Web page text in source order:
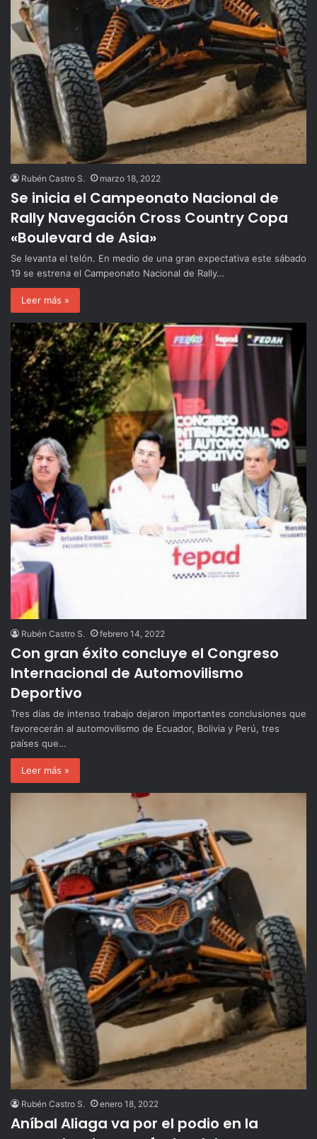
Rubén Castro S. marzo 18, 2022
Se inicia el Campeonato Nacional de
Rally Navegación Cross Country Copa
«Boulevard de Asia»
Se levanta el telón. En medio de una gran expectativa este sábado
19 se estrena el Campeonato Nacional de Rally…
Leer más »
Rubén Castro S. febrero 14, 2022
Con gran éxito concluye el Congreso
Internacional de Automovilismo
Deportivo
Tres días de intenso trabajo dejaron importantes conclusiones que
favorecerán al automovilismo de Ecuador, Bolivia y Perú, tres
países que…
Leer más »
Rubén Castro S. enero 18, 2022
Aníbal Aliaga va por el podio en la